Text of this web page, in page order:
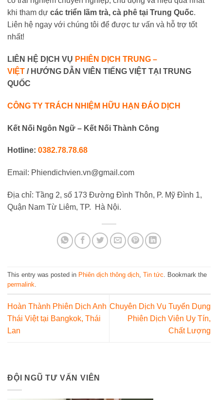
khi tham dự các triển lãm trà, cà phê tại Trung Quốc.
Liên hệ ngay với chúng tôi để được tư vấn và hỗ trợ tốt
nhất!
LIÊN HỆ DỊCH VỤ PHIÊN DỊCH TRUNG –
VIỆT / HƯỚNG DẪN VIÊN TIẾNG VIỆT TẠI TRUNG
QUỐC
CÔNG TY TRÁCH NHIỆM HỮU HẠN ĐÁO DỊCH
Kết Nối Ngôn Ngữ – Kết Nối Thành Công
Hotline: 0382.78.78.68
Email: Phiendichvien.vn@gmail.com
Địa chỉ: Tầng 2, số 173 Đường Đình Thôn, P. Mỹ Đình 1,
Quận Nam Từ Liêm, TP. Hà Nội.
This entry was posted in Phiên dịch thông dịch, Tin tức. Bookmark the
permalink.
Hoàn Thành Phiên Dịch Anh
Thái Việt tại Bangkok, Thái
Lan
Chuyên Dịch Vụ Tuyển Dụng
Phiên Dịch Viên Uy Tín,
Chất Lượng
ĐỘI NGŨ TƯ VẤN VIÊN